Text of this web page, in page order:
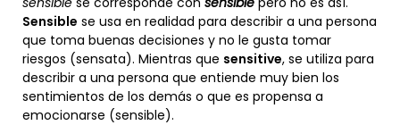
Sensible se usa en realidad para describir a una persona
que toma buenas decisiones y no le gusta tomar
riesgos (sensata). Mientras que sensitive, se utiliza para
describir a una persona que entiende muy bien los
sentimientos de los demás o que es propensa a
emocionarse (sensible).